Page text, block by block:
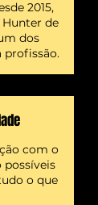
2015,
de
dos
profissão.
com o
possíveis
o que